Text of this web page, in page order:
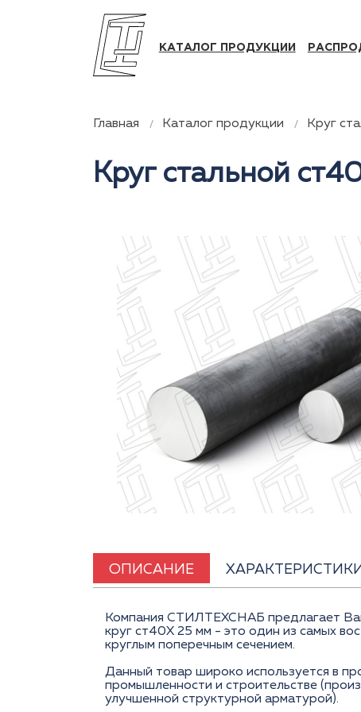
КАТАЛОГ ПРОДУКЦИИ
Главная Каталог продукции Круг
Круг стальной
ОПИСАНИЕ ХАРАКТЕРИСТИКИ
Компания СТИЛТЕХСНАБ предлагает Вам
круг ст40Х 25 мм - это один из самых
круглым поперечным сечением.
Данный товар широко используется в
промышленности и строительстве
улучшенной структурной арматурой).